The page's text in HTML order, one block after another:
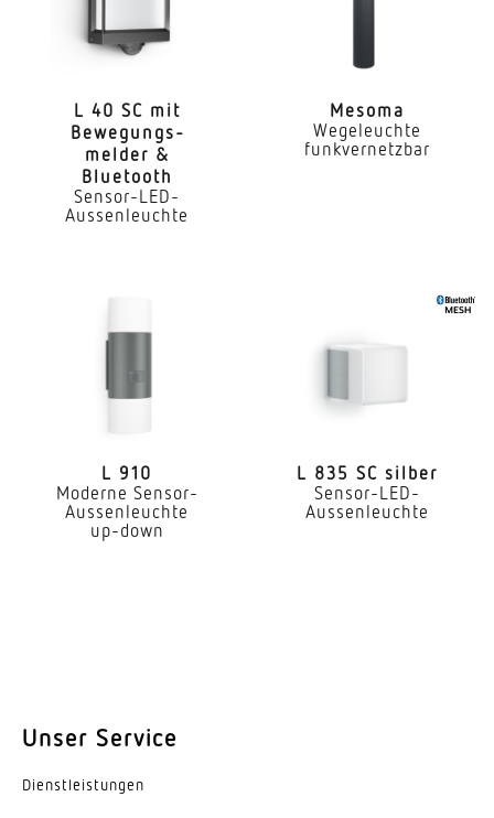
Lebensdauer LED (Max. °C)
Lebensdauer LED L70B50 (25°)
> 60000 Std
Lichtstromrückgang nach LM80
LED Kühlsystem
Passive Thermo Control
Hauptlicht einstellbar
IK03
L 40 SC mit
Bewe­gungs­
melder &
Bluetooth
Sensor-LED-
Aussenleuchte
Mesoma
Wegeleuchte
funkvernetzbar
L 910
Moderne Sensor-
Aussenleuchte
up-down
L 835 SC silber
Sensor-LED-
Aussenleuchte
Unser Service
Dienst­leis­tungen